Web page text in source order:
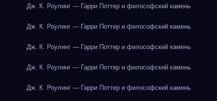
Дж. К. Роулинг — Гарри Поттер и философский камень
Дж. К. Роулинг — Гарри Поттер и философский камень
Дж. К. Роулинг — Гарри Поттер и философский камень
Дж. К. Роулинг — Гарри Поттер и философский камень
Дж. К. Роулинг — Гарри Поттер и философский камень